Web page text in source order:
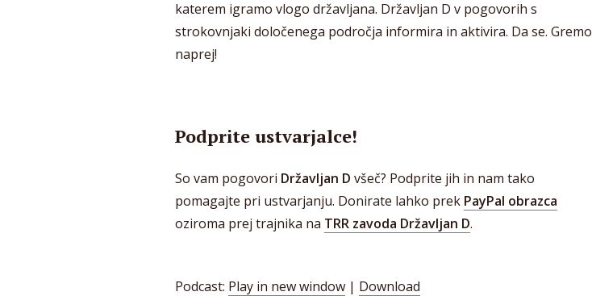
katerem igramo vlogo državljana. Državljan D v pogovorih s
strokovnjaki določenega področja informira in aktivira. Da se. Gremo
naprej!
Podprite ustvarjalce!
So vam pogovori Državljan D všeč? Podprite jih in nam tako
pomagajte pri ustvarjanju. Donirate lahko prek PayPal obrazca
oziroma prej trajnika na TRR zavoda Državljan D.
Podcast: Play in new window | Download